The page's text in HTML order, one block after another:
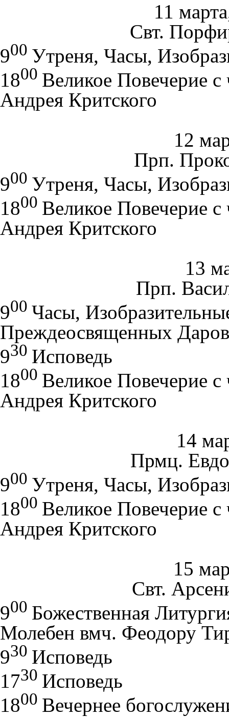
11
Свт.
900 Утреня, Часы,
1800 Великое Повечерие
Андрея Критского
12
Прп.
900 Утреня, Часы,
1800 Великое Повечерие
Андрея Критского
13
Прп.
900 Часы,
Преждеосвященных Даров
930 Исповедь
1800 Великое Повечерие
Андрея Критского
14
Прмц.
900 Утреня, Часы,
1800 Великое Повечерие
Андрея Критского
15
Свт.
900 Божественная
Молебен вмч. Феодору
930 Исповедь
1730 Исповедь
1800 Вечернее